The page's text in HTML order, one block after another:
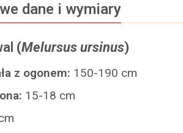
dane i wymiary
(Melursus ursinus)
z ogonem: 150-190 cm
15-18 cm